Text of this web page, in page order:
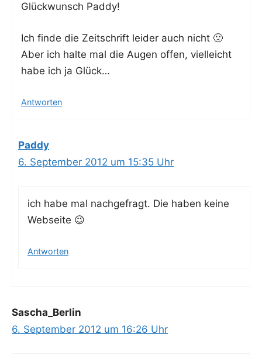
Glück­wunsch Paddy!
Ich fin­de die Zeit­schrift lei­der auch nicht 🙁
Aber ich hal­te mal die Augen offen, viel­leicht
habe ich ja Glück…
Antworten
Paddy
6. September 2012 um 15:35 Uhr
ich habe mal nach­ge­fragt. Die haben kei­ne
Webseite 😉
Antworten
Sascha_Berlin
6. September 2012 um 16:26 Uhr